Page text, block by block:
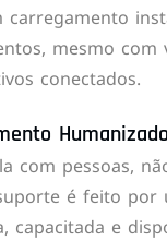
carregamento
mesmo com
conectados.
Humanizado
com pessoas,
é feito por
capacitada e